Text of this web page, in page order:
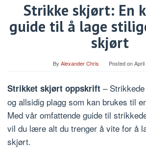
Strikke skjørt: En
guide til å lage
skjørt
By Alexander Chris Posted on
Strikket skjørt oppskrift –
og allsidig plagg som kan brukes til
Med vår omfattende guide til
vil du lære alt du trenger å vite for å
skjørt.